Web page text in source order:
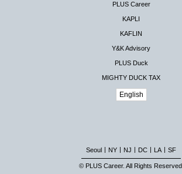
PLUS Career
KAPLI
KAFLIN
Y&K Advisory
PLUS Duck
MIGHTY DUCK TAX
English
Seoul NY NJ DC LA SF
© PLUS Career. All Rights Reserved.